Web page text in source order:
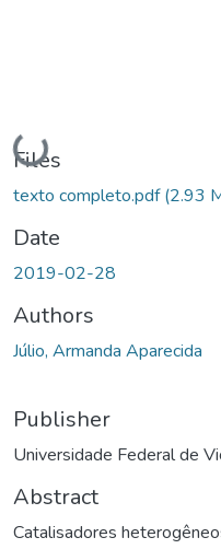
Loading...
Files
texto completo.pdf(2.93
Date
2019-02-28
Authors
Júlio, Armanda Aparecida
Publisher
Universidade Federal de
Abstract
Catalisadores